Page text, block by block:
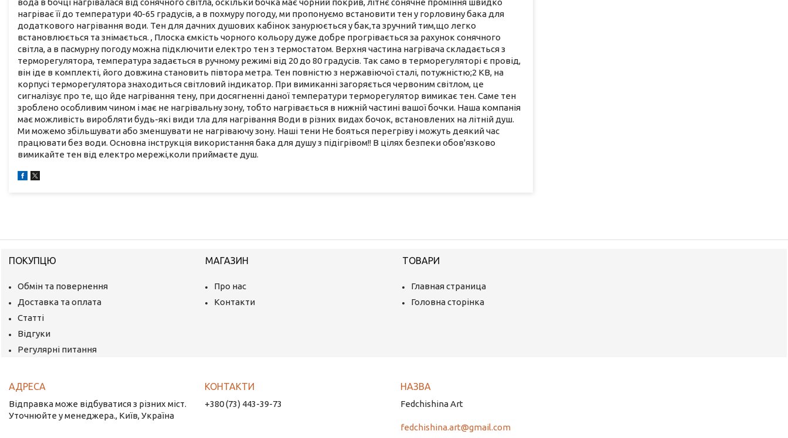
нагріває її до температури 40-65 градусів, а в похмуру погоду, ми пропонуємо встановити тен у горловину бака для
додаткового нагрівання води. Тен для дачних душових кабінок занурюється у бак,та зручний тим,що легко
встановлюється та знімається. , Плоска ємкість чорного кольору дуже добре прогрівається за рахунок сонячного
світла, а в пасмурну погоду можна підключити електро тен з термостатом. Верхня частина нагрівача складається з
терморегулятора, температура задається в ручному режимі від 20 до 80 градусів. Так само в терморегуляторі є провід,
він іде в комплекті, його довжина становить півтора метра. Тен повністю з нержавіючої сталі, потужністю;2 КВ, на
корпусі терморегулятора знаходиться світловий індикатор. При вимиканні загоряється червоним світлом, це
сигналізує про те, що йде нагрівання тену, при досягненні даної температури терморегулятор вимикає тен. Саме тен
зроблено особливим чином і має не нагрівальну зону, тобто нагрівається в нижній частині вашої бочки. Наша компанія
має можливість виробляти будь-які види тла для нагрівання Води в різних видах бочок, встановлених на літній душ.
Ми можемо збільшувати або зменшувати не нагріваючу зону. Наші тени Не бояться перегріву і можуть деякий час
працювати без води. Основна інструкція використання бака для душу з підігрівом!! В цілях безпеки обов'язково
вимикайте тен від електро мережі,коли приймаєте душ.
ПОКУПЦЮ
Обмін та повернення
Доставка та оплата
Статті
Відгуки
Регулярні питання
МАГАЗИН
Про нас
Контакти
ТОВАРИ
Главная страница
Головна сторінка
Відправка може відбуватися з різних міст.
Уточнюйте у менеджера., Київ, Україна
+380 (73) 443-39-73 Fedchishina Art
fedchishina.art@gmail.com